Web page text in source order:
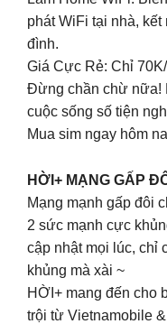
phát WiFi tại nhà,
đình.
Giá Cực Rẻ: Chỉ
Đừng chần chừ nữa!
cuộc sống số tiện
Mua sim ngay hôm
HỜI+ MẠNG GẤP
Mạng mạnh gấp đôi
2 sức mạnh cực
cập nhật mọi lúc, chỉ
khủng mà xài ~
HỜI+ mang đến cho
trội từ Vietnamobile